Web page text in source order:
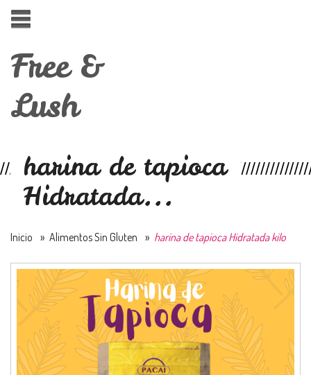
Free &
Lush
harina de tapioca
Hidratada...
Inicio » Alimentos Sin Gluten » harina de tapioca Hidratada kilo